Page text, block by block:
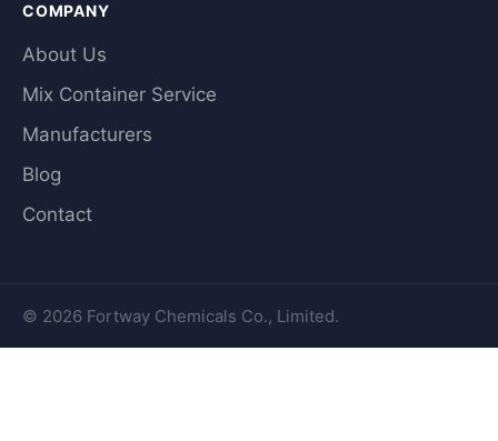
COMPANY
About Us
Mix Container Service
Manufacturers
Blog
Contact
© 2026 Fortway Chemicals Co., Limited.